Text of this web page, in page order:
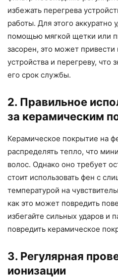
избежать перегрева
работы. Для этого аккуратно
помощью мягкой щетки или
засорен, это может
устройства и перегреву, что
его срок службы.
2. Правильное
за керамическим
Керамическое покрытие на
распределять тепло, что
волос. Однако оно требует
стоит использовать фен с
температурой на
как это может повредить
избегайте сильных ударов и
повредить керамическое
3. Регулярная
ионизации